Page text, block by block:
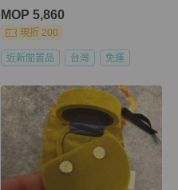
MOP 5,860
現折 200
近新閒置品 台灣 免運